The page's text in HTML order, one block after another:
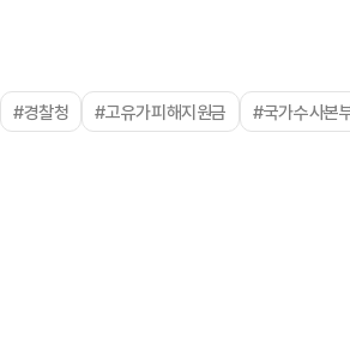
#경찰청 #고유가피해지원금 #국가수사본